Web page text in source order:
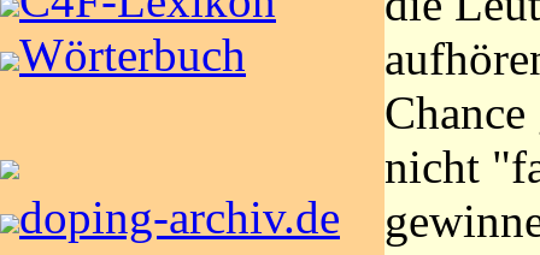
Wörterbuch
doping-archiv.de
nicht